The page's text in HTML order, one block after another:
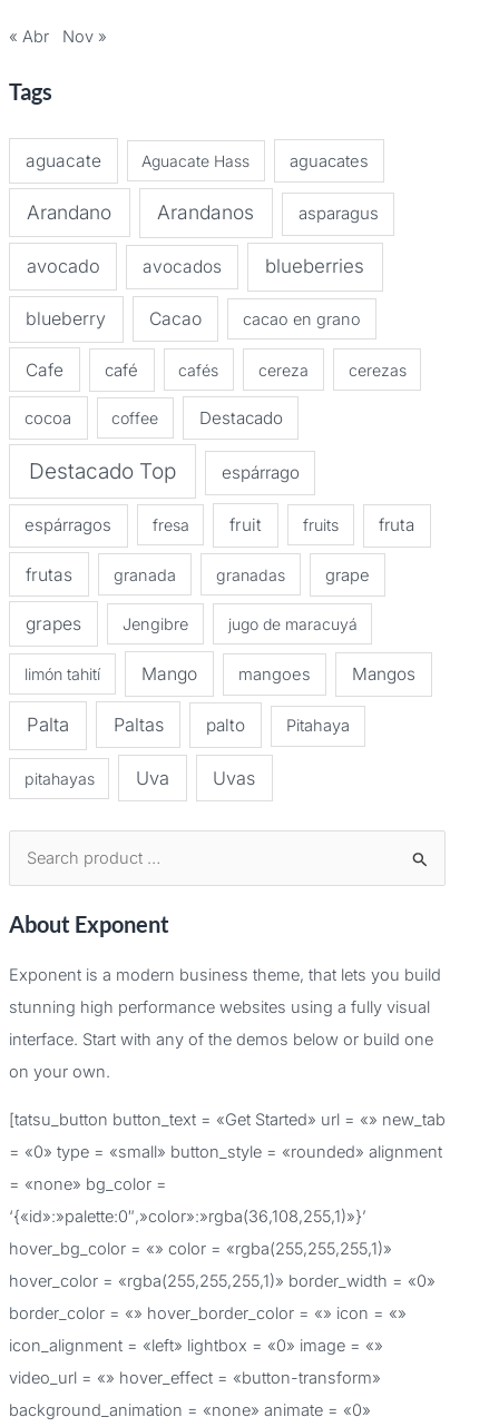
« Abr Nov »
Tags
aguacate Aguacate Hass aguacates
Arandano Arandanos asparagus
avocado avocados blueberries
blueberry Cacao cacao en grano
Cafe café cafés cereza cerezas
cocoa coffee Destacado
Destacado Top espárrago
espárragos fresa fruit fruits fruta
frutas granada granadas grape
grapes Jengibre jugo de maracuyá
limón tahití Mango mangoes Mangos
Palta Paltas palto Pitahaya
pitahayas Uva Uvas
s
r
:
About Exponent
Exponent is a modern business theme, that lets you build
stunning high performance websites using a fully visual
interface. Start with any of the demos below or build one
on your own.
[tatsu_button button_text = «Get Started» url = «» new_tab
= «0» type = «small» button_style = «rounded» alignment
= «none» bg_color =
‘{«id»:»palette:0″,»color»:»rgba(36,108,255,1)»}’
hover_bg_color = «» color = «rgba(255,255,255,1)»
hover_color = «rgba(255,255,255,1)» border_width = «0»
border_color = «» hover_border_color = «» icon = «»
icon_alignment = «left» lightbox = «0» image = «»
video_url = «» hover_effect = «button-transform»
background_animation = «none» animate = «0»